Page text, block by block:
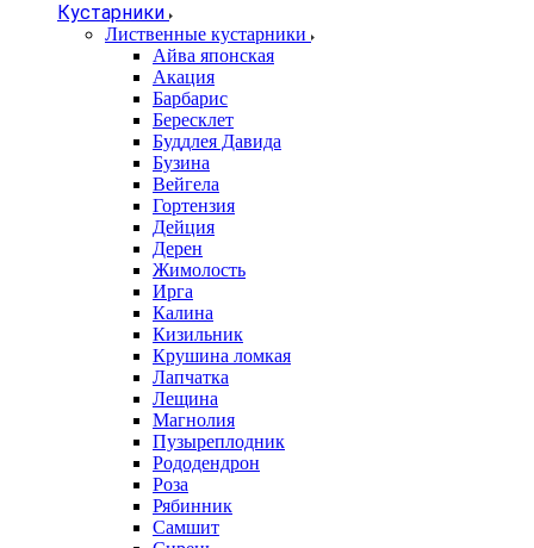
Кустарники
Лиственные кустарники
Айва японская
Акация
Барбарис
Бересклет
Буддлея Давида
Бузина
Вейгела
Гортензия
Дейция
Дерен
Жимолость
Ирга
Калина
Кизильник
Крушина ломкая
Лапчатка
Лещина
Магнолия
Пузыреплодник
Рододендрон
Роза
Рябинник
Самшит